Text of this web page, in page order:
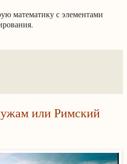
математику с элементами
или Римский